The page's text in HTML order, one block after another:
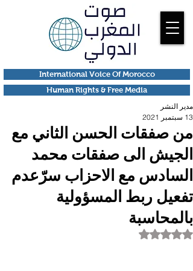
Human Rights & Free Media
International Voice Of Morocco
من صفقات الحسن الثاني مع
الجيش الى صفقات محمد
السادس مع الاحزاب سرّعدم
تفعيل ربط المسؤولية
بالمحاسبة
مدير النشر
13 سبتمبر 2021
تم التقييم بـ ليس رقمًا من أصل 5 نجوم.